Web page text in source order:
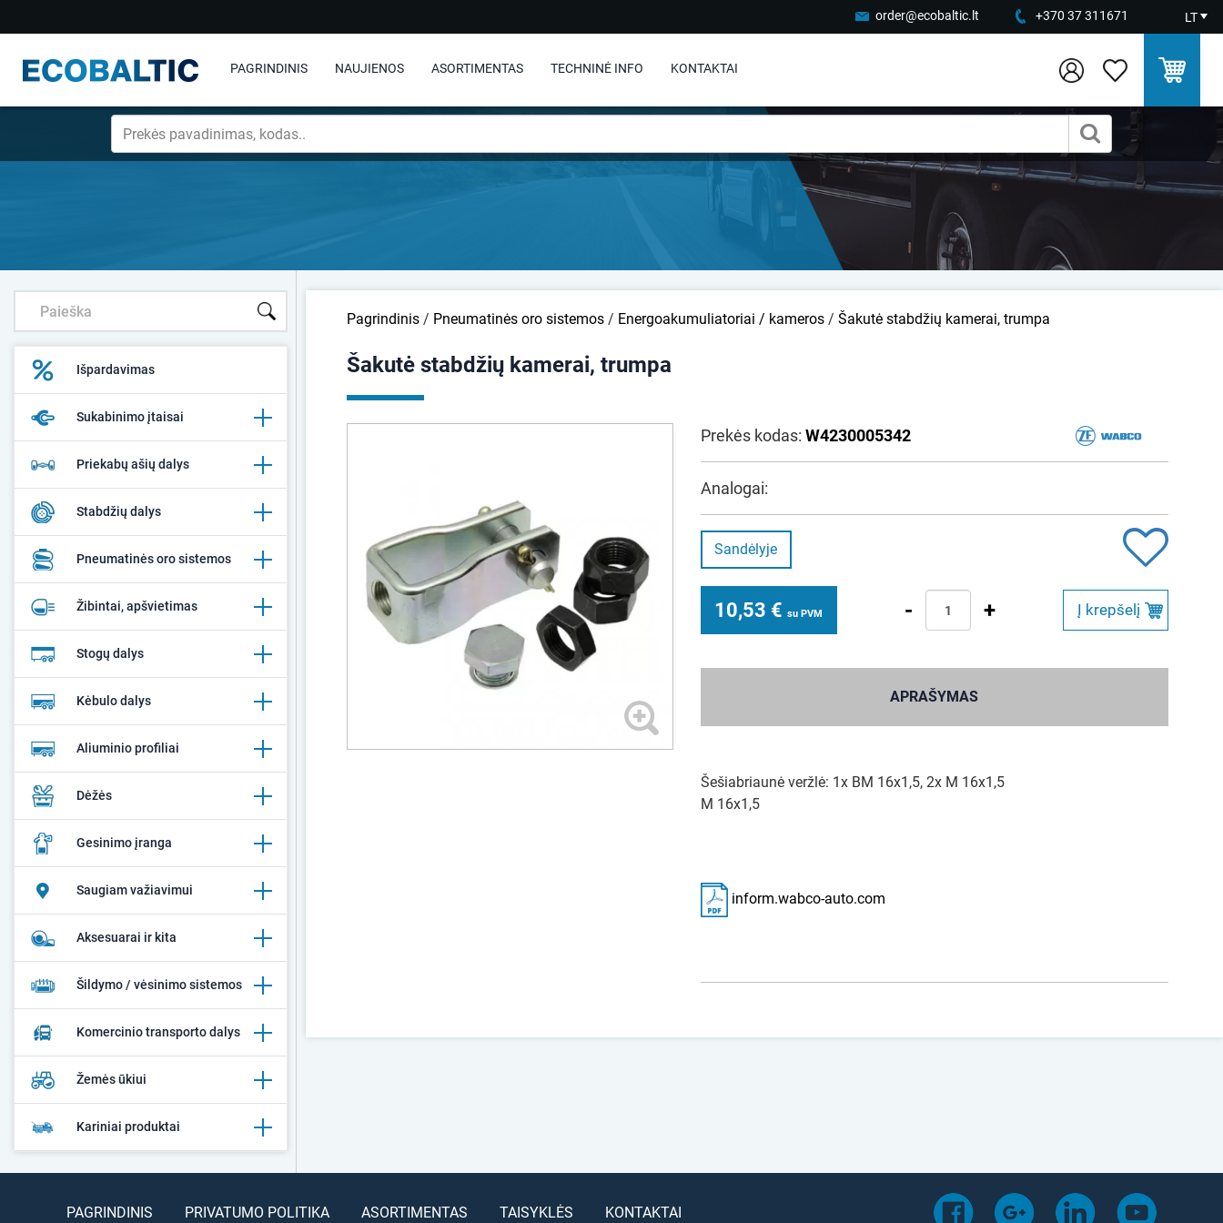
order@ecobaltic.lt +370 37 311671 LT
PAGRINDINIS NAUJIENOS ASORTIMENTAS TECHNINĖ INFO KONTAKTAI
Išpardavimas
Sukabinimo įtaisai
Priekabų ašių dalys
Stabdžių dalys
Pneumatinės oro sistemos
Žibintai, apšvietimas
Stogų dalys
Kėbulo dalys
Aliuminio profiliai
Dėžės
Gesinimo įranga
Saugiam važiavimui
Aksesuarai ir kita
Šildymo / vėsinimo sistemos
Komercinio transporto dalys
Žemės ūkiui
Kariniai produktai
Pagrindinis / Pneumatinės oro sistemos / Energoakumuliatoriai / kameros / Šakutė stabdžių kamerai, trumpa
Šakutė stabdžių kamerai, trumpa
Prekės kodas: W4230005342
Analogai:
Sandėlyje
10,53 € su PVM - + Į krepšelį
APRAŠYMAS
Šešiabriaunė veržlė: 1x BM 16x1,5, 2x M 16x1,5
M 16x1,5
inform.wabco-auto.com
PAGRINDINIS PRIVATUMO POLITIKA ASORTIMENTAS TAISYKLĖS KONTAKTAI